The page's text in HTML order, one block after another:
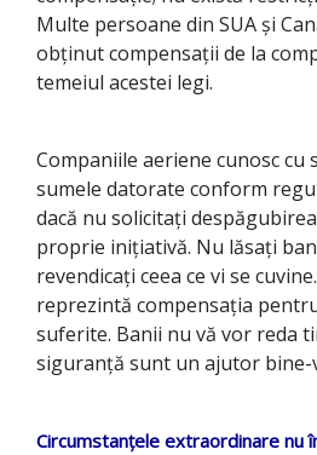
Multe persoane din SUA și
obținut compensații de la
temeiul acestei legi.
Companiile aeriene cunosc cu
sumele datorate conform
dacă nu solicitați
proprie inițiativă. Nu lăsați
revendicați ceea ce vi se
reprezintă compensația
suferite. Banii nu vă vor reda
siguranță sunt un ajutor bine-
Circumstanțele extraordinare nu